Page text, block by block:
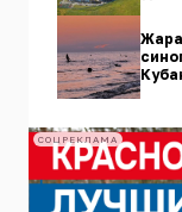
Жара
СОЦРЕКЛАМА